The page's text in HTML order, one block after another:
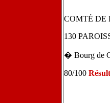
COMTÉ DE
130
� Bourg de
80/100